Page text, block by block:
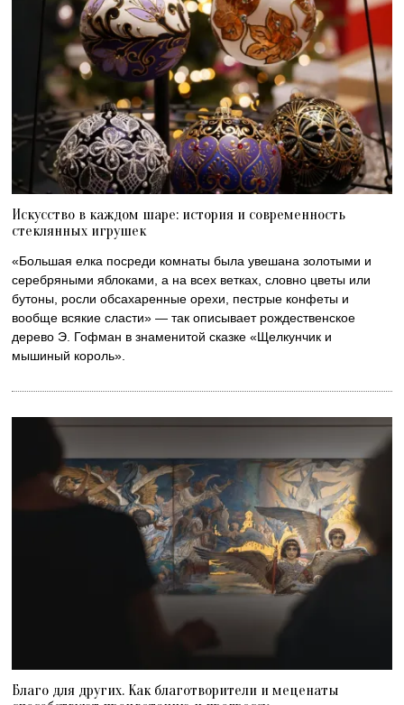
Искусство в каждом шаре: история и современность
стеклянных игрушек
«Большая елка посреди комнаты была увешана золотыми и
серебряными яблоками, а на всех ветках, словно цветы или
бутоны, росли обсахаренные орехи, пестрые конфеты и
вообще всякие сласти» — так описывает рождественское
дерево Э. Гофман в знаменитой сказке «Щелкунчик и
мышиный король».
Благо для других. Как благотворители и меценаты